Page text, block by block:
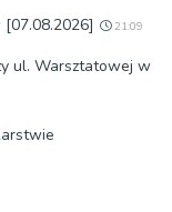
21:09
ul. Warsztatowej w